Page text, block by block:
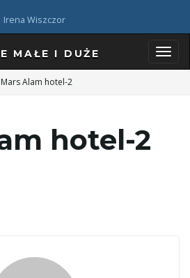
Irena Wiszczor
Mars Alam hotel-2
hotel-2